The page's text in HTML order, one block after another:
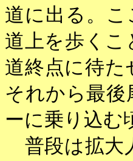
道に出る。
道上を歩く
道終点に待
それから最
ーに乗り込む
普段は拡大